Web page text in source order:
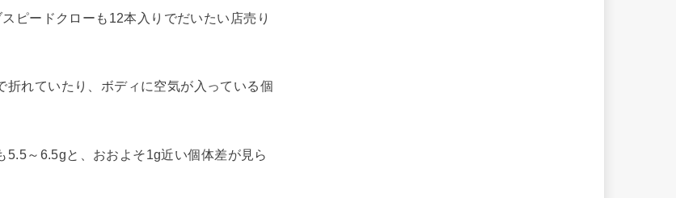
ピードクローも12本入りでだいたい店売り
れていたり、ボディに空気が入っている個
～6.5gと、おおよそ1g近い個体差が見ら